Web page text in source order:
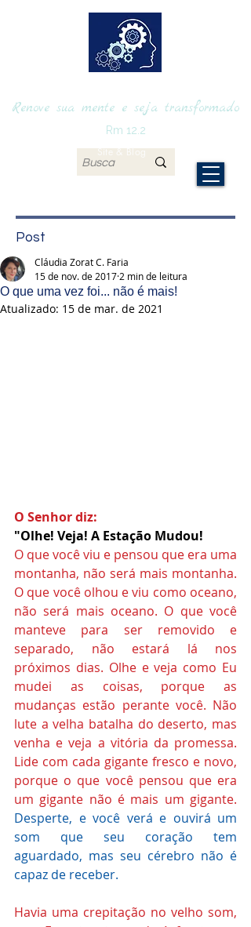
Renove sua mente e seja transformado
Site & Blog
Rm 12.2
Post
O que uma vez foi... não é mais!
Cláudia Zorat C. Faria
15 de nov. de 2017 2 min de leitura
Atualizado: 15 de mar. de 2021
O Senhor diz:
"Olhe! Veja! A Estação Mudou!
O que você viu e pensou que era uma
montanha, não será mais montanha.
O que você olhou e viu como oceano,
não será mais oceano. O que você
manteve para ser removido e
separado, não estará lá nos
próximos dias. Olhe e veja como Eu
mudei as coisas, porque as
mudanças estão perante você. Não
lute a velha batalha do deserto, mas
venha e veja a vitória da promessa.
Lide com cada gigante fresco e novo,
porque o que você pensou que era
Desperte, e você verá e ouvirá um
som que seu coração tem
aguardado, mas seu cérebro não é
capaz de receber.
Havia uma crepitação no velho som,